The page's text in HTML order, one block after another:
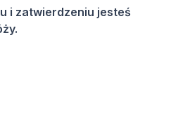
i zatwierdzeniu jesteś